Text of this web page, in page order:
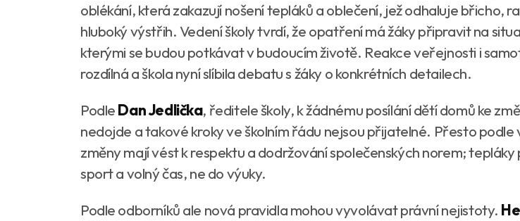
oblékání, která zakazují nošení tepláků a oblečení, jež odhaluje břicho,
hluboký výstřih. Vedení školy tvrdí, že opatření má žáky připravit na
kterými se budou potkávat v budoucím životě. Reakce veřejnosti i
rozdílná a škola nyní slíbila debatu s žáky o konkrétních detailech.
PodleDan Jedlička, ředitele školy, k žádnému posílání dětí domů ke
nedojde a takové kroky ve školním řádu nejsou přijatelné. Přesto podle
změny mají vést k respektu a dodržování společenských norem;
sport a volný čas, ne do výuky.
Podle odborníků ale nová pravidla mohou vyvolávat právní nejistoty.